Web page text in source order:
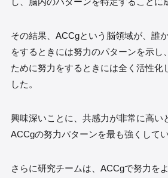
その結果、ACCgという脳領域が、誰
をするときには努力のパターンを示し
ために努力をするときには全く活性化
した。
興味深いことに、共感力が非常に高い
ACCgの努力パターンを最も強くしてい
さらに研究チームは、ACCgで努力を